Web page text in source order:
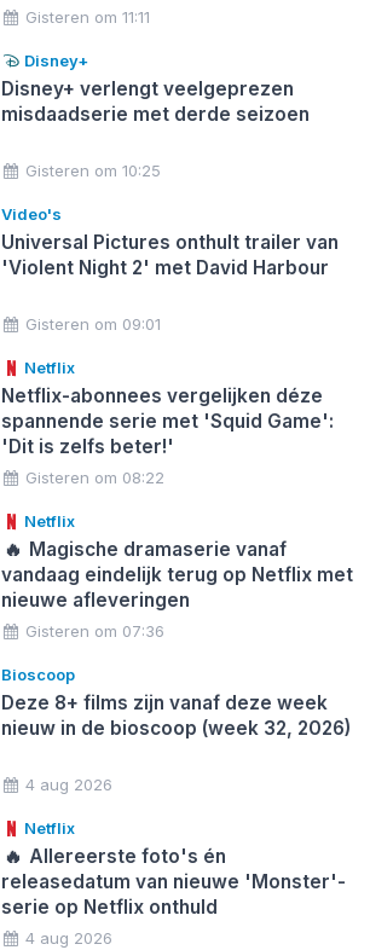
Gisteren om 11:11
Disney+
Disney+ verlengt veelgeprezen
misdaadserie met derde seizoen
Gisteren om 10:25
Video's
Universal Pictures onthult trailer van
'Violent Night 2' met David Harbour
Gisteren om 09:01
Netflix
Netflix-abonnees vergelijken déze
spannende serie met 'Squid Game':
'Dit is zelfs beter!'
Gisteren om 08:22
Netflix
🔥 Magische dramaserie vanaf
vandaag eindelijk terug op Netflix met
nieuwe afleveringen
Gisteren om 07:36
Bioscoop
Deze 8+ films zijn vanaf deze week
nieuw in de bioscoop (week 32, 2026)
4 aug 2026
Netflix
🔥 Allereerste foto's én
releasedatum van nieuwe 'Monster'-
serie op Netflix onthuld
4 aug 2026